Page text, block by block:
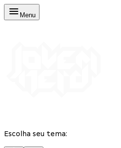
Menu
Escolha seu tema: